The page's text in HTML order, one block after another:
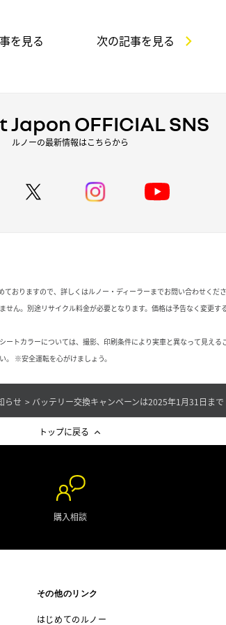
を見る 次の記事を見る
Japon OFFICIAL SNS
ルノーの最新情報はこちらから
おりますので、詳しくはルノー・ディーラーまでお問い合わせくださ
ん。別途リサイクル料金が必要となります。価格は予告なく変更す
トカラーについては、撮影、印刷条件により実車と異なって見える
※安全運転を心がけましょう。
らせ バッテリー交換キャンペーンは2025年1月31日まで
トップに戻る
購入相談
その他のリンク
はじめてのルノー